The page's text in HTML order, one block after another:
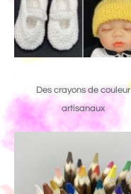
Des crayons de couleur
artisanaux